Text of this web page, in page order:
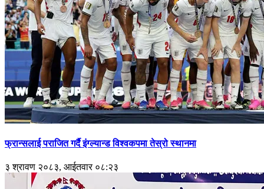
फ्रान्सलाई पराजित गर्दै इंग्ल्यान्ड विश्वकपमा तेस्रो स्थानमा
३ श्रावण २०८३, आईतवार ०८:२३